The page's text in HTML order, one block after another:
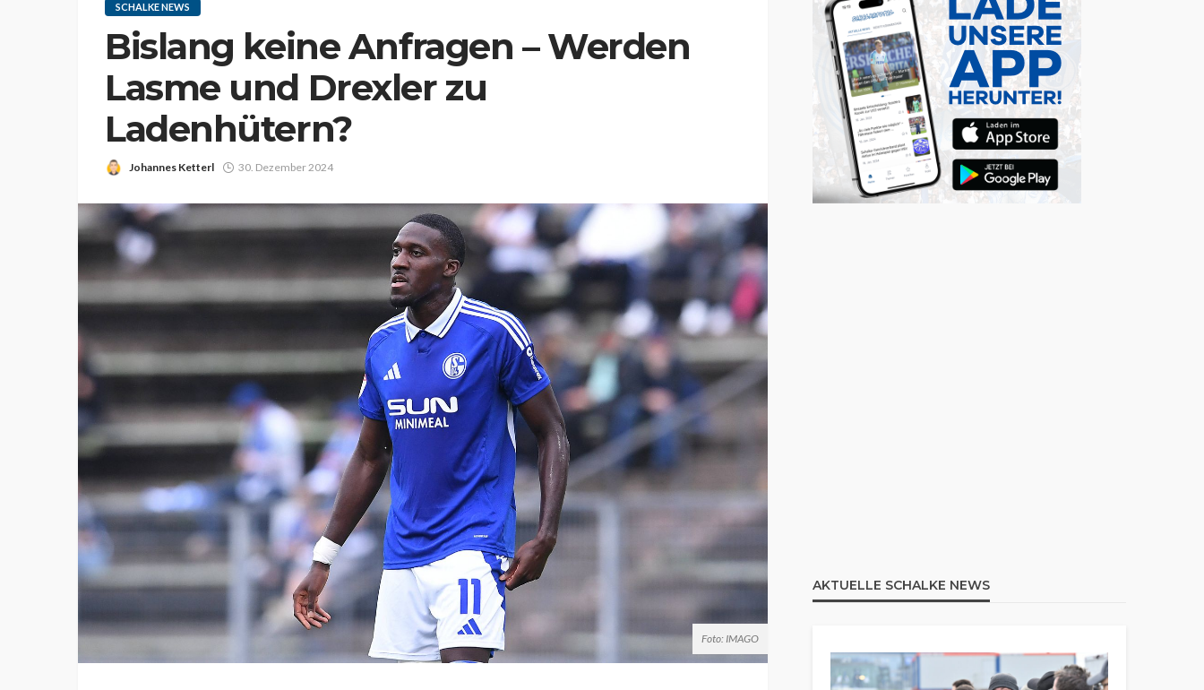
SCHALKE NEWS
Bislang keine Anfragen – Werden
Lasme und Drexler zu
Ladenhütern?
Johannes Ketterl 30. Dezember 2024
Foto: IMAGO
AKTUELLE SCHALKE NEWS